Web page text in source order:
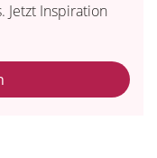
Jetzt Inspiration